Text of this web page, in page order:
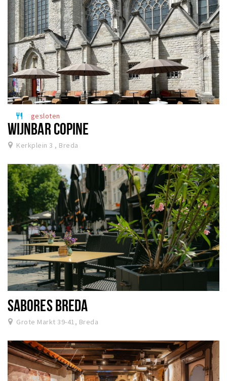
restaurant gesloten
WIJNBAR COPINE
Kerkplein 3 , Breda
SABORES BREDA
Grote Markt 39-41, Breda